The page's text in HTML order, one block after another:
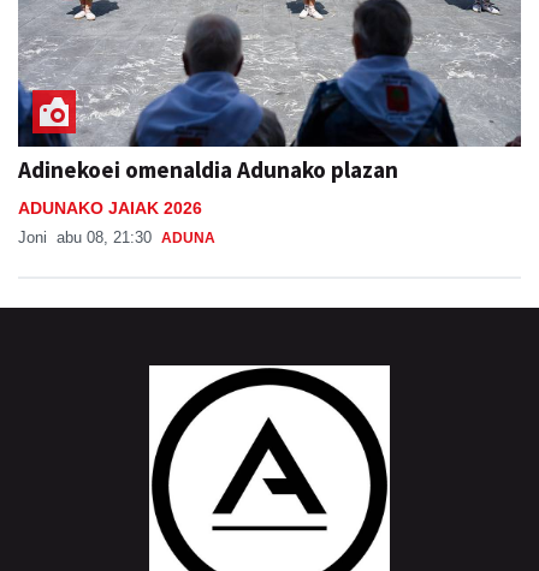
Adinekoei omenaldia Adunako plazan
ADUNAKO JAIAK 2026
Joni abu 08, 21:30 ADUNA